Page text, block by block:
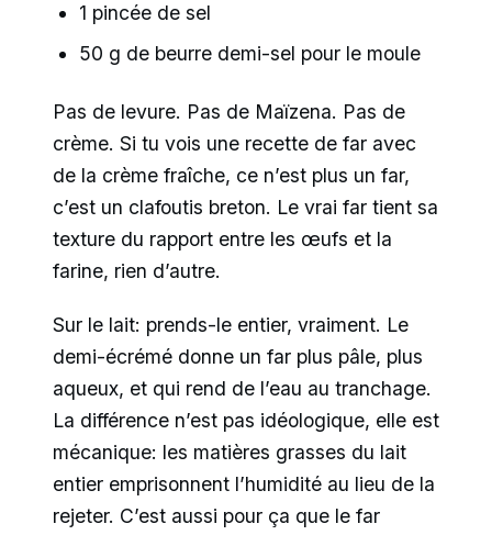
1 pincée de sel
50 g de beurre demi-sel pour le moule
Pas de levure. Pas de Maïzena. Pas de
crème. Si tu vois une recette de far avec
de la crème fraîche, ce n’est plus un far,
c’est un clafoutis breton. Le vrai far tient sa
texture du rapport entre les œufs et la
farine, rien d’autre.
Sur le lait: prends-le entier, vraiment. Le
demi-écrémé donne un far plus pâle, plus
aqueux, et qui rend de l’eau au tranchage.
La différence n’est pas idéologique, elle est
mécanique: les matières grasses du lait
entier emprisonnent l’humidité au lieu de la
rejeter. C’est aussi pour ça que le far